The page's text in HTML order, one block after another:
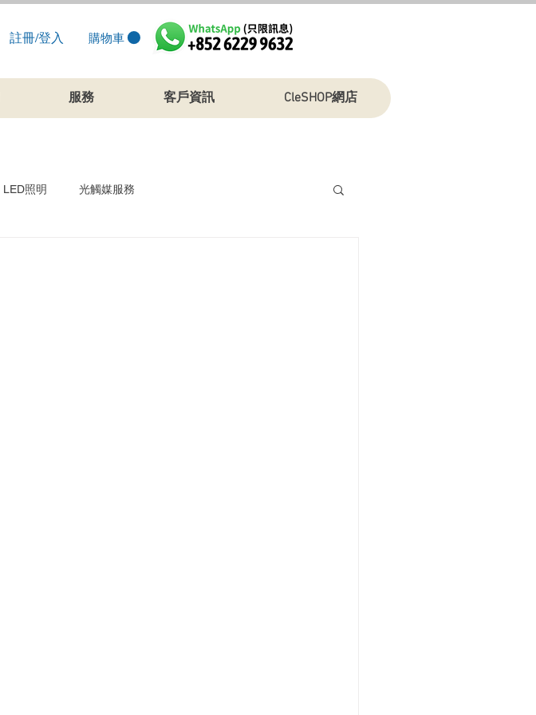
註冊/登入 購物車
服務 客戶資訊 CleSHOP網店
LED照明 光觸媒服務